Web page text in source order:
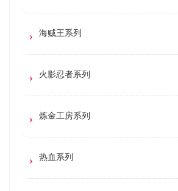
海贼王系列
火影忍者系列
炼金工房系列
热血系列